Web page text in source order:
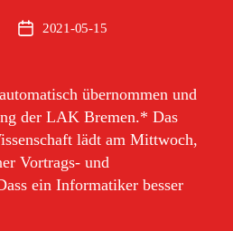
Veröffentlichungsdatum
2021-05-15
übernommen und
der LAK Bremen.* Das
lädt am Mittwoch,
Vortrags- und
ein Informatiker besser